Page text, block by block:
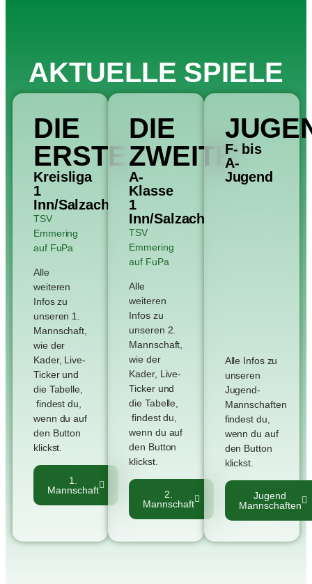
AKTUELLE SPIELE
DIE
ERSTE
Kreisliga
1
Inn/Salzach
TSV
Emmering
auf FuPa
Alle
weiteren
Infos zu
unseren 1.
Mannschaft,
wie der
Kader, Live-
Ticker und
die Tabelle,
findest du,
wenn du auf
den Button
klickst.
1.
Mannschaft
DIE
ZWEITE
A-
Klasse
1
Inn/Salzach
TSV
Emmering
auf FuPa
Alle
weiteren
Infos zu
unseren 2.
Mannschaft,
wie der
Kader, Live-
Ticker und
die Tabelle,
findest du,
wenn du auf
den Button
klickst.
2.
Mannschaft
F- bis
A-
Jugend
Alle Infos zu
unseren
Jugend-
Mannschaften
findest du,
wenn du auf
den Button
klickst.
Jugend
Mannschaften